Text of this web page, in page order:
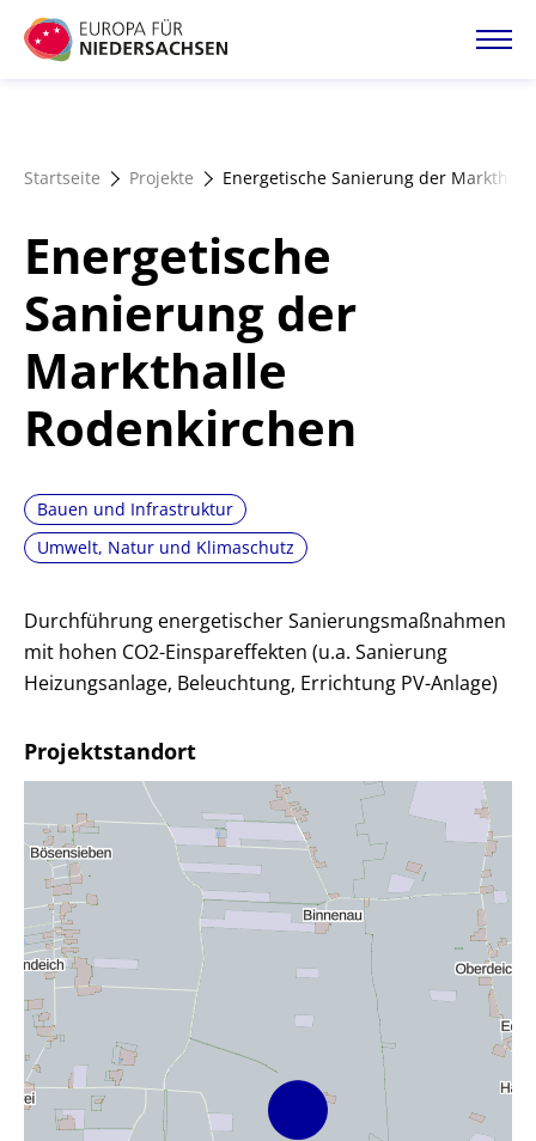
Direkt
zum
Förderangebote
Magazin
Startseite Projekte Energetische Sanierung der
Energetische
Sanierung der
Markthalle
Rodenkirchen
Bauen und Infrastruktur
Umwelt, Natur und Klimaschutz
Durchführung energetischer Sanierungsmaßnahmen
mit hohen CO2-Einspareffekten (u.a. Sanierung
Heizungsanlage, Beleuchtung, Errichtung PV-Anlage)
Projektstandort